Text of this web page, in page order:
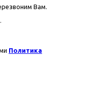
Вам.
Политика